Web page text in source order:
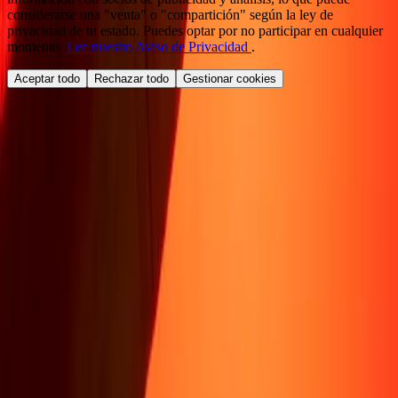
considerarse una "venta" o "compartición" según la ley de
privacidad de tu estado. Puedes optar por no participar en cualquier
momento. Lee nuestro Aviso de Privacidad .
Aceptar todo Rechazar todo Gestionar cookies